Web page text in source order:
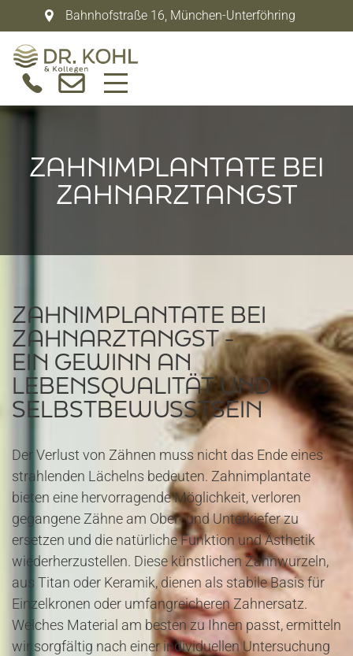
Bahnhofstraße 16, München-Unterföhring
ZAHNIMPLANTATE BEI
ZAHNARZTANGST
ZAHNIMPLANTATE BEI
ZAHNARZTANGST -
EIN GEWINN AN
LEBENSQUALITÄT UND
SELBSTBEWUSSTSEIN
Der Verlust von Zähnen muss nicht das Ende eines
strahlenden Lächelns bedeuten. Zahnimplantate
bieten eine hervorragende Möglichkeit, verloren
gegangene Zähne am Ober- und Unterkiefer zu
ersetzen und die natürliche Funktion und Ästhetik
wiederherzustellen. Diese künstlichen Zahnwurzeln,
aus Titan oder Keramik, dienen als stabile Basis für
Einzelkronen oder umfangreicheren Zahnersatz.
Welches Material am besten zu Ihnen passt, ermitteln
wir sorgfältig nach einer individuellen Untersuchung